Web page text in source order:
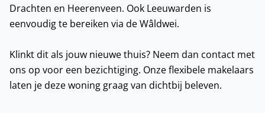
Drachten en Heerenveen. Ook Leeuwarden is
eenvoudig te bereiken via de Wâldwei.
Klinkt dit als jouw nieuwe thuis? Neem dan contact met
ons op voor een bezichtiging. Onze flexibele makelaars
laten je deze woning graag van dichtbij beleven.